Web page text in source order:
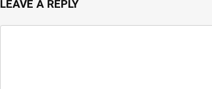
LEAVE A REPLY